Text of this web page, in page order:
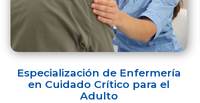
Especialización de Enfermería
en Cuidado Crítico para el
Adulto